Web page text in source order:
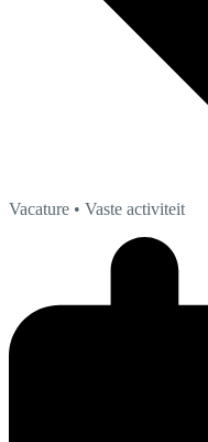
Vacature • Vaste activiteit